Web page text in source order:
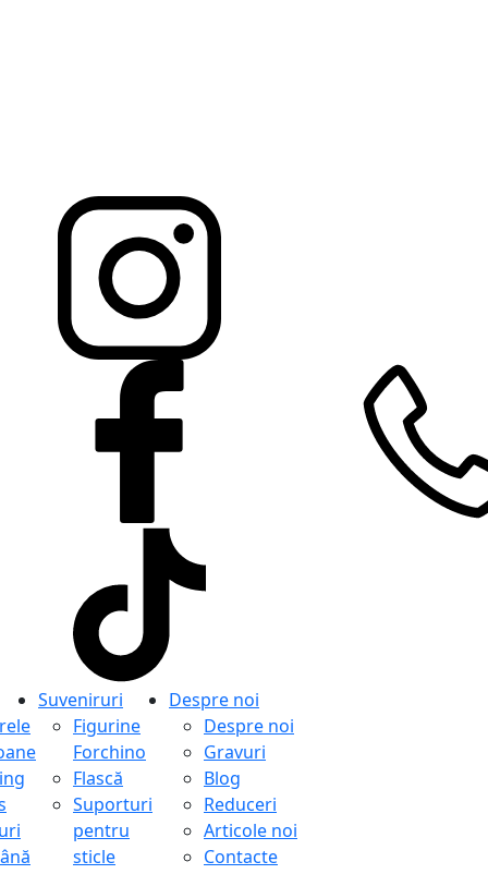
Suveniruri
Figurine
Forchino
Flască
Suporturi
pentru
sticle
Despre noi
Despre noi
Gravuri
Blog
Reduceri
Articole noi
Contacte